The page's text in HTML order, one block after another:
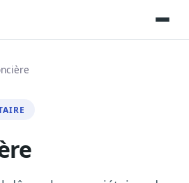
sourcées
Sénat transcrites